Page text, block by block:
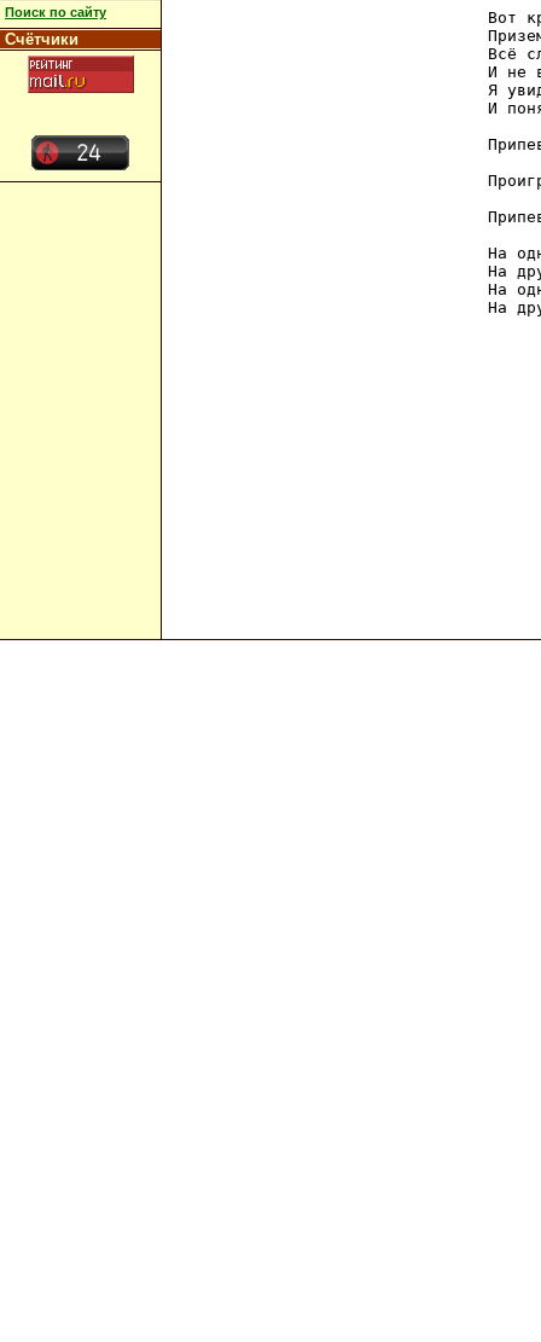
Поиск по сайту
Счётчики
Вот
Всё
И не
Я
И
На
На
На
На